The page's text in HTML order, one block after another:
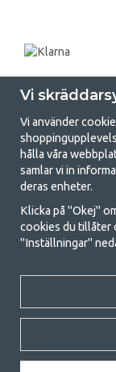
Att campa kan
för ett gemensamt
med att campa så
husvagnstält och
mål är att i varje
gällande kvalitet
är
©
Vi
Vi använder
hålla våra
samlar vi in
deras enheter.
Klicka på "Okej"
cookies du tillåter
"Inställningar"